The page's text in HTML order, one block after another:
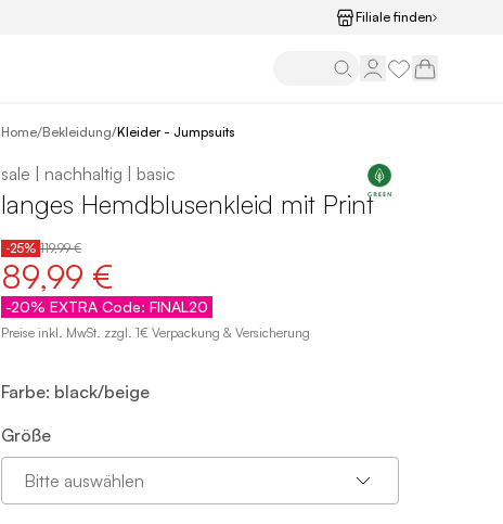
Filiale finden
Home/Bekleidung/Kleider - Jumpsuits
sale | nachhaltig | basic
langes Hemdblusenkleid mit Print
-25% 119,99 €
89,99 €
-20% EXTRA Code: FINAL20
Preise inkl. MwSt. zzgl. 1€ Verpackung & Versicherung
Farbe: black/beige
Größe
Bitte auswählen